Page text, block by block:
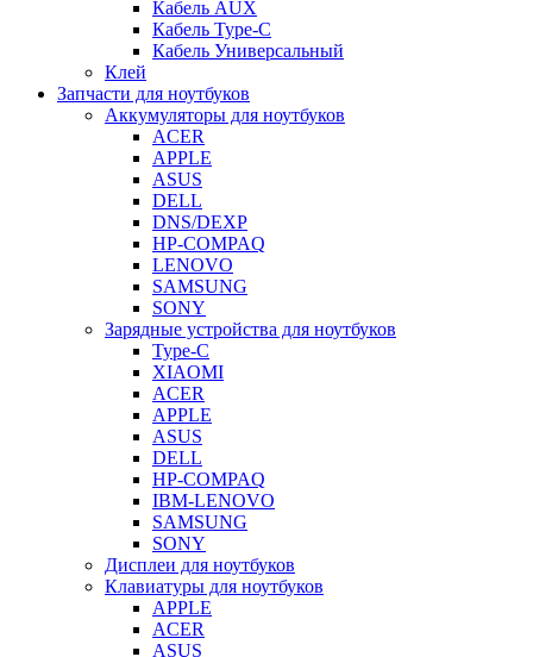
Кабель AUX
Кабель Type-C
Кабель Универсальный
Клей
Запчасти для ноутбуков
Аккумуляторы для ноутбуков
ACER
APPLE
ASUS
DELL
DNS/DEXP
HP-COMPAQ
LENOVO
SAMSUNG
SONY
Зарядные устройства для ноутбуков
Type-C
XIAOMI
ACER
APPLE
ASUS
DELL
HP-COMPAQ
IBM-LENOVO
SAMSUNG
SONY
Дисплеи для ноутбуков
Клавиатуры для ноутбуков
APPLE
ACER
ASUS